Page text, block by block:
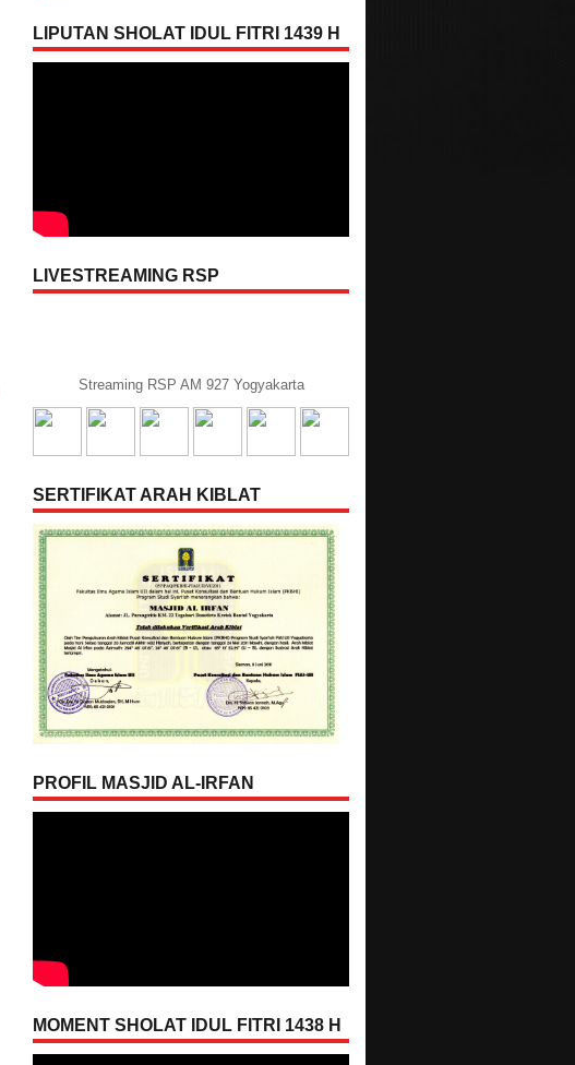
LIPUTAN SHOLAT IDUL FITRI 1439 H
LIVESTREAMING RSP
Streaming RSP AM 927 Yogyakarta
SERTIFIKAT ARAH KIBLAT
PROFIL MASJID AL-IRFAN
MOMENT SHOLAT IDUL FITRI 1438 H